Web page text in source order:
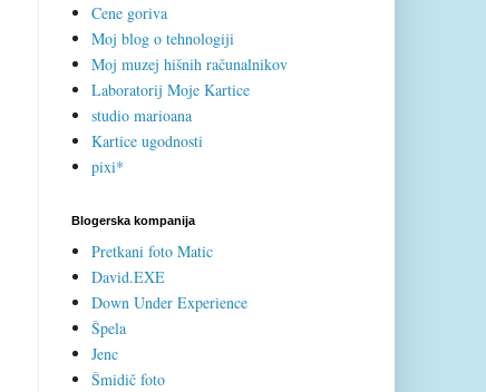
Cene goriva
Moj blog o tehnologiji
Moj muzej hišnih računalnikov
Laboratorij Moje Kartice
studio marioana
Kartice ugodnosti
pixi*
Blogerska kompanija
Pretkani foto Matic
David.EXE
Down Under Experience
Špela
Jenc
Šmidič foto